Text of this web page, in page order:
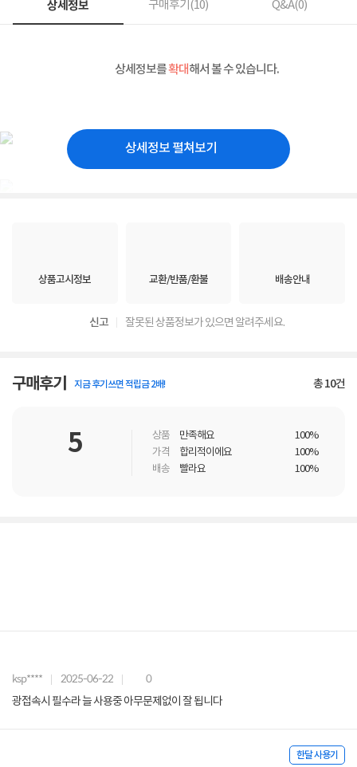
상세정보 구매후기(10) Q&A(0)
상세정보를확대해서 볼 수 있습니다.
상세정보 펼쳐보기
상품고시정보 교환/반품/환불 배송안내
신고 잘못된 상품정보가 있으면 알려주세요.
구매후기 지금 후기쓰면 적립금 2배! 총10건
5 상품 만족해요
100%
가격
합리적이에요
100%
배송
빨라요 100%
ksp**** 2025-06-22 0
광접속시 필수라 늘 사용중 아무문제없이 잘 됩니다
한달 사용기